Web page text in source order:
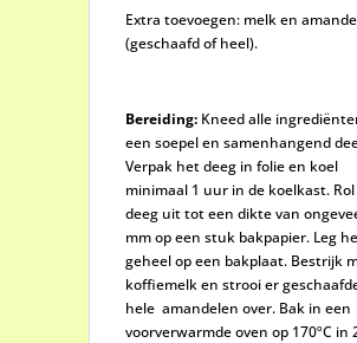
Extra toevoegen: melk en
(geschaafd of heel).
Bereiding: Kneed alle
een soepel en samenhangend
Verpak het deeg in folie en koel
minimaal 1 uur in de koelkast.
deeg uit tot een dikte van
mm op een stuk bakpapier. Leg
geheel op een bakplaat. Bestrijk
koffiemelk en strooi er
hele amandelen over. Bak in een
voorverwarmde oven op 170ºC in